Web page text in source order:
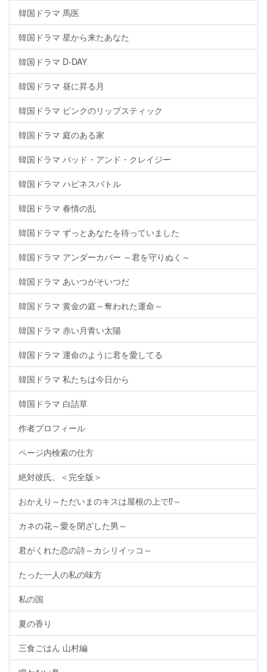
韓国ドラマ 馬医
韓国ドラマ 星から来たあなた
韓国ドラマ D-DAY
韓国ドラマ 昼に昇る月
韓国ドラマ ピンクのリップスティック
韓国ドラマ 庭のある家
韓国ドラマ バッド・アンド・クレイジー
韓国ドラマ ハピネスバトル
韓国ドラマ 春情の乱
韓国ドラマ ずっとあなたを待っていました
韓国ドラマ アンダーカバー ～君を守りぬく～
韓国ドラマ あいつがそいつだ
韓国ドラマ 黄金の庭～奪われた運命～
韓国ドラマ 赤い月青い太陽
韓国ドラマ 運命のように君を愛してる
韓国ドラマ 私たちは今日から
韓国ドラマ 白詰草
作者プロフィール
ページ内検索の仕方
絶対彼氏。＜完全版＞
おかえり～ただいまのキスは屋根の上で⁉～
カネの花～愛を閉ざした男～
君がくれた恋の詩～カシリイッコ～
たった一人の私の味方
私の国
夏の香り
三食ごはん 山村編